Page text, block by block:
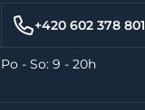
+420 602 378 801
Po - So: 9 - 20h